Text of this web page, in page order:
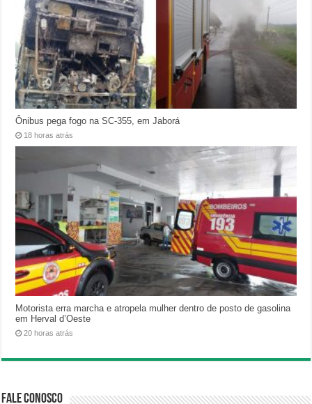
Ônibus pega fogo na SC-355, em Jaborá
18 horas atrás
Motorista erra marcha e atropela mulher dentro de posto de gasolina
em Herval d’Oeste
20 horas atrás
Fale Conosco